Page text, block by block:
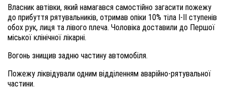
Власник автівки, який намагався самостійно загасити пожежу
до прибуття рятувальників, отримав опіки 10% тіла І-II ступенів
обох рук, лиця та лівого плеча. Чоловіка доставили до Першої
міської клінічної лікарні.
Вогонь знищив задню частину автомобіля.
Пожежу ліквідували одним відділенням аварійно-рятувальної
частини.